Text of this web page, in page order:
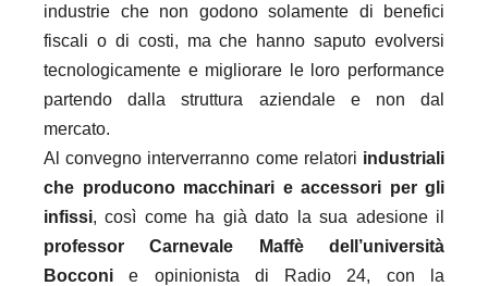
industrie che non godono solamente di benefici
fiscali o di costi, ma che hanno saputo evolversi
tecnologicamente e migliorare le loro performance
partendo dalla struttura aziendale e non dal
mercato.
Al convegno interverranno come relatori industriali
che producono macchinari e accessori per gli
infissi, così come ha già dato la sua adesione il
professor Carnevale Maffè dell’università
Bocconi e opinionista di Radio 24, con la